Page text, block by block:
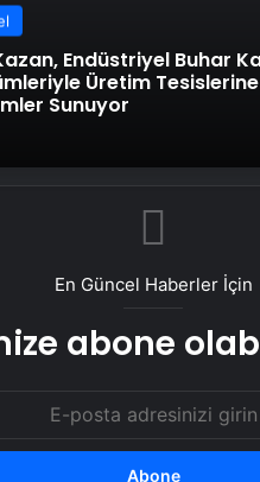
Endüstriyel Buhar
Üretim
Sunuyor
En Güncel Haberler İçin
abone